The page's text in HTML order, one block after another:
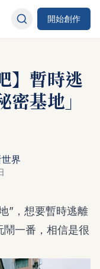
開始創作
】暫時逃
基地」
界
”，想要暫時逃離
一番，相信是很